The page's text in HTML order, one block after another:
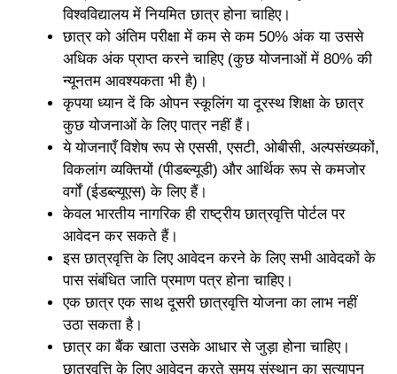
विश्वविद्यालय में नियमित छात्र होना चाहिए।
छात्र को अंतिम परीक्षा में कम से कम 50% अंक या उससे
अधिक अंक प्राप्त करने चाहिए (कुछ योजनाओं में 80% की
न्यूनतम आवश्यकता भी है)।
कृपया ध्यान दें कि ओपन स्कूलिंग या दूरस्थ शिक्षा के छात्र
कुछ योजनाओं के लिए पात्र नहीं हैं।
ये योजनाएँ विशेष रूप से एससी, एसटी, ओबीसी, अल्पसंख्यकों,
विकलांग व्यक्तियों (पीडब्ल्यूडी) और आर्थिक रूप से कमजोर
वर्गों (ईडब्ल्यूएस) के लिए हैं।
केवल भारतीय नागरिक ही राष्ट्रीय छात्रवृत्ति पोर्टल पर
आवेदन कर सकते हैं।
इस छात्रवृत्ति के लिए आवेदन करने के लिए सभी आवेदकों के
पास संबंधित जाति प्रमाण पत्र होना चाहिए।
एक छात्र एक साथ दूसरी छात्रवृत्ति योजना का लाभ नहीं
उठा सकता है।
छात्र का बैंक खाता उसके आधार से जुड़ा होना चाहिए।
छात्रवृत्ति के लिए आवेदन करते समय संस्थान का सत्यापन